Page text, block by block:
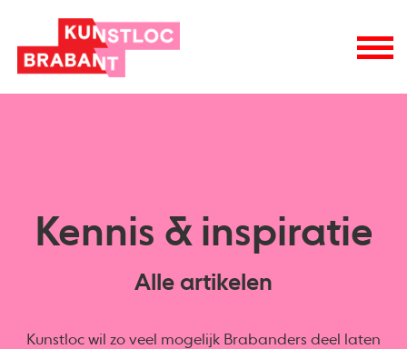
Kennis & inspiratie
Alle artikelen
Kunstloc wil zo veel mogelijk Brabanders deel laten